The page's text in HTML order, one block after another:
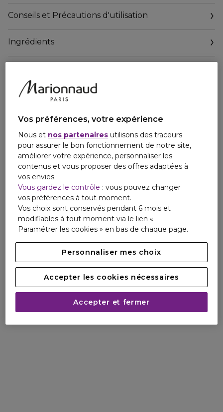
La signature marron glacé, iconique et inédite, est
intensifiée par un nouvel accord rhum des plus addictifs. La
dévoile un charme intensément aromatique. L'extrait de
notes et lui confèrent un sillage ambré sensuel et élégant.
Le laquage fumé du flacon, noir obscur à la base, révèle
l'intensité et l'addiction de ce parfum, magnifié par une
Ce parfum est à l'image d'une relation amoureuse
passionnée et fougueuse : une romance qui témoigne
d'une attraction intense et indescriptible, un amour si
puissant qui rend invincible.
Conseils et Précautions d'utilisation
Ingrédients
Vos préférences, votre expérience
Nous et nos partenaires utilisons des traceurs
pour assurer le bon fonctionnement de notre site,
améliorer votre expérience, personnaliser les
contenus et vous proposer des offres adaptées à
vos envies.
Vous gardez le contrôle : vous pouvez changer
vos préférences à tout moment.
Vos choix sont conservés pendant 6 mois et
modifiables à tout moment via le lien «
Paramétrer les cookies » en bas de chaque page.
Personnaliser mes choix
Accepter les cookies nécessaires
Accepter et fermer